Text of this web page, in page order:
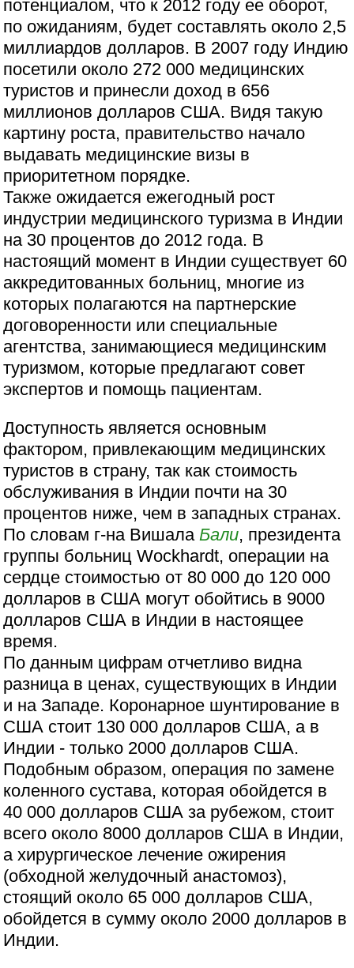
потенциалом, что к 2012 году ее оборот,
по ожиданиям, будет составлять около 2,5
миллиардов долларов. В 2007 году Индию
посетили около 272 000 медицинских
туристов и принесли доход в 656
миллионов долларов США. Видя такую
картину роста, правительство начало
выдавать медицинские визы в
приоритетном порядке.
Также ожидается ежегодный рост
индустрии медицинского туризма в Индии
на 30 процентов до 2012 года. В
настоящий момент в Индии существует 60
аккредитованных больниц, многие из
которых полагаются на партнерские
договоренности или специальные
агентства, занимающиеся медицинским
туризмом, которые предлагают совет
экспертов и помощь пациентам.
Доступность является основным
фактором, привлекающим медицинских
туристов в страну, так как стоимость
обслуживания в Индии почти на 30
процентов ниже, чем в западных странах.
По словам г-на ВишалаБали, президента
группы больниц Wockhardt, операции на
сердце стоимостью от 80 000 до 120 000
долларов в США могут обойтись в 9000
долларов США в Индии в настоящее
время.
По данным цифрам отчетливо видна
разница в ценах, существующих в Индии
и на Западе. Коронарное шунтирование в
США стоит 130 000 долларов США, а в
Индии - только 2000 долларов США.
Подобным образом, операция по замене
коленного сустава, которая обойдется в
40 000 долларов США за рубежом, стоит
всего около 8000 долларов США в Индии,
а хирургическое лечение ожирения
(обходной желудочный анастомоз),
стоящий около 65 000 долларов США,
обойдется в сумму около 2000 долларов в
Индии.